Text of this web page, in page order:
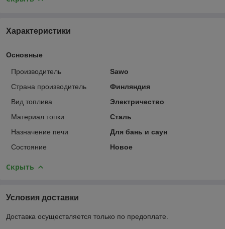
Характеристики
Основные
Производитель
Sawo
Страна производитель
Финляндия
Вид топлива
Электричество
Материал топки
Сталь
Назначение печи
Для бань и саун
Состояние
Новое
Скрыть
Условия доставки
Доставка осуществляется только по предоплате.